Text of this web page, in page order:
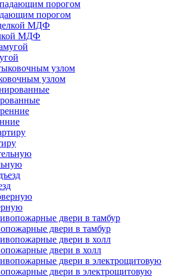
порогом
МДФ
узлом
двери в тамбур
двери в холл
двери в электрощитовую